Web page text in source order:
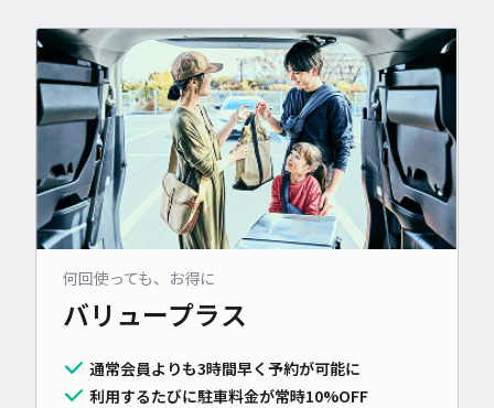
何回使っても、お得に
バリュープラス
通常会員よりも3時間早く予約が可能に
利用するたびに駐車料金が常時10%OFF